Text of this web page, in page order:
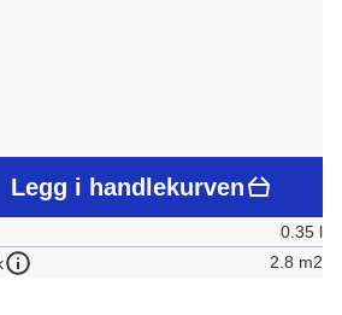
Legg i handlekurven
0.35 l
2.8 m2